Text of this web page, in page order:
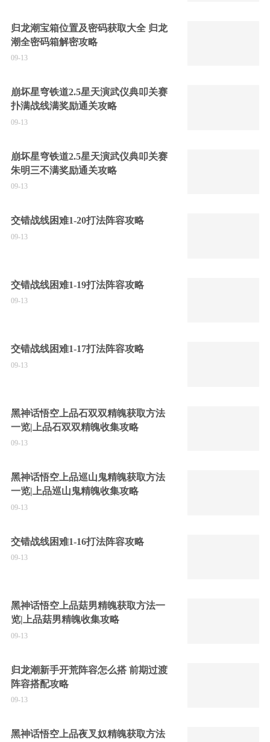
归龙潮宝箱位置及密码获取大全 归龙
潮全密码箱解密攻略
09-13
崩坏星穹铁道2.5星天演武仪典叩关赛
扑满战线满奖励通关攻略
09-13
崩坏星穹铁道2.5星天演武仪典叩关赛
朱明三不满奖励通关攻略
09-13
交错战线困难1-20打法阵容攻略
09-13
交错战线困难1-19打法阵容攻略
09-13
交错战线困难1-17打法阵容攻略
09-13
黑神话悟空上品石双双精魄获取方法
一览|上品石双双精魄收集攻略
09-13
黑神话悟空上品巡山鬼精魄获取方法
一览|上品巡山鬼精魄收集攻略
09-13
交错战线困难1-16打法阵容攻略
09-13
黑神话悟空上品菇男精魄获取方法一
览|上品菇男精魄收集攻略
09-13
归龙潮新手开荒阵容怎么搭 前期过渡
阵容搭配攻略
09-13
黑神话悟空上品夜叉奴精魄获取方法